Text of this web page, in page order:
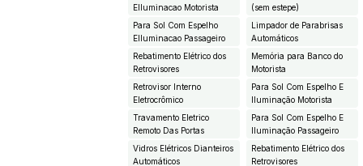
EIluminacao Motorista
Para Sol Com Espelho
EIluminacao Passageiro
Rebatimento Elétrico dos
Retrovisores
Retrovisor Interno
Eletrocrômico
Travamento Eletrico
Remoto Das Portas
Vidros Elétricos Dianteiros
Automáticos
(sem estepe)
Limpador de Parabrisas
Automáticos
Memória para Banco do
Motorista
Para Sol Com Espelho E
Iluminação Motorista
Para Sol Com Espelho E
Iluminação Passageiro
Rebatimento Elétrico dos
Retrovisores